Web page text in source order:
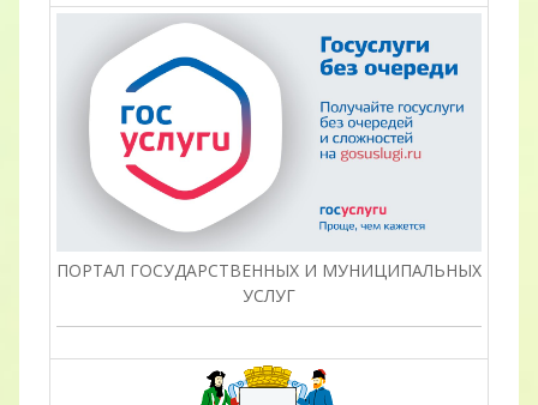
ПОРТАЛ ГОСУДАРСТВЕННЫХ И МУНИЦИПАЛЬНЫХ
УСЛУГ